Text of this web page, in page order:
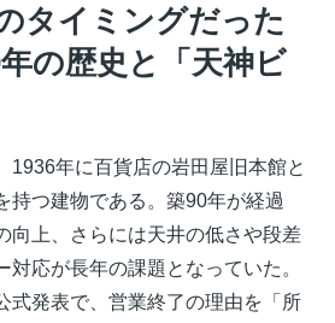
タイミングだった
の歴史と「天神ビ
1936年に百貨店の岩田屋旧本館と
持つ建物である 。築90年が経過
向上、さらには天井の低さや段差
対応が長年の課題となっていた。
式発表で、営業終了の理由を「所